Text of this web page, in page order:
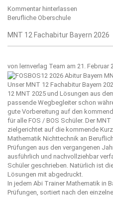
Kommentar hinterlassen
Berufliche Oberschule
MNT 12 Fachabitur Bayern 2026
von lernverlag Team am 21. Februar
Unser MNT 12 Fachabitur Bayern
12 MNT 2025 und Lösungen aus
passende Wegbegleiter schon
gute Vorbereitung auf den
für alle FOS / BOS Schüler. Der
zielgerichtet auf die kommende
Mathematik Nichttechnik an
Prüfungen aus den vergangenen
ausführlich und nachvollziehbar
Schüler geschrieben. Natürlich ist
Lösungen mit abgedruckt.
In jedem Abi Trainer Mathematik in
Prüfungen, sortiert nach den